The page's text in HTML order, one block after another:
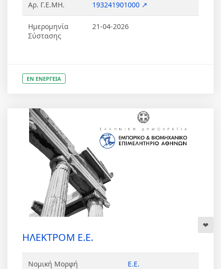
Αρ. Γ.Ε.ΜΗ. 193241901000 ↗
Ημερομηνία
Σύστασης
21-04-2026
ΕΝ ΕΝΕΡΓΕΙΑ
ΗΛΕΚΤΡΟΜ Ε.Ε.
Νομική Μορφή Ε.Ε.